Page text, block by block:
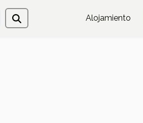
Alojamiento